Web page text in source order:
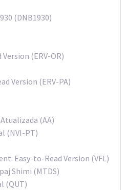
(DNB1930)
(ERV-OR)
Version (ERV-PA)
(AA)
(NVI-PT)
Easy-to-Read Version (VFL)
Shimi (MTDS)
(QUT)